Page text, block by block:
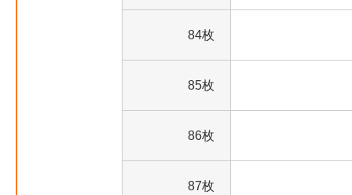
84枚
85枚
86枚
87枚